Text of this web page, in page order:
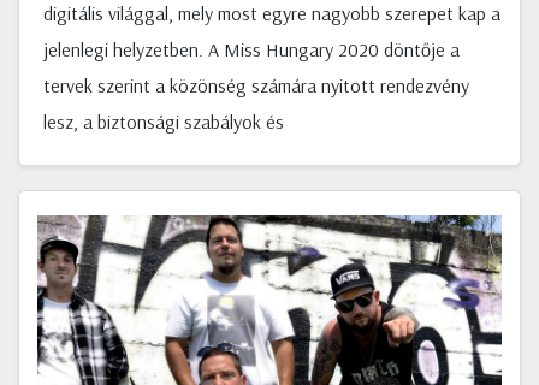
digitális világgal, mely most egyre nagyobb szerepet kap a
jelenlegi helyzetben. A Miss Hungary 2020 döntője a
tervek szerint a közönség számára nyitott rendezvény
lesz, a biztonsági szabályok és